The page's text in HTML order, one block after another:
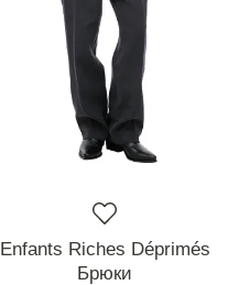
Enfants Riches Déprimés
Брюки